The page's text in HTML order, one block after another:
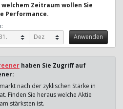
Zeitraum wollen Sie
Performance.
haben Sie Zugriff auf
nach der zyklischen Stärke in
Finden Sie heraus welche Aktie
stärksten ist.